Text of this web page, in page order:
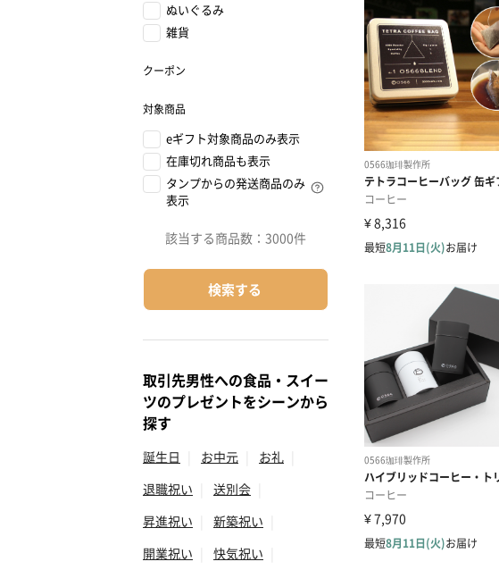
ぬいぐるみ
雑貨
クーポン
対象商品
eギフト対象商品のみ表示
在庫切れ商品も表示
タンプからの発送商品のみ
表示
該当する商品数： 3000件
検索する
取引先男性への食品・スイー
ツのプレゼントをシーンから
探す
誕生日 お中元 お礼
退職祝い
送別会
昇進祝い
新築祝い
開業祝い
快気祝い